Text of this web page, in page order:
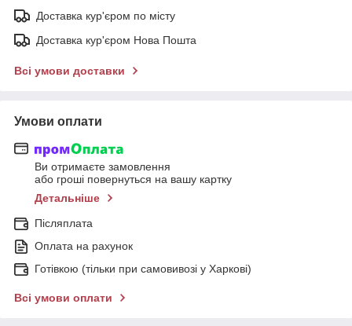
Доставка кур'єром по місту
Доставка кур'єром Нова Пошта
Всі умови доставки
Умови оплати
Ви отримаєте замовлення
або гроші повернуться на вашу картку
Детальніше
Післяплата
Оплата на рахунок
Готівкою (тільки при самовивозі у Харкові)
Всі умови оплати